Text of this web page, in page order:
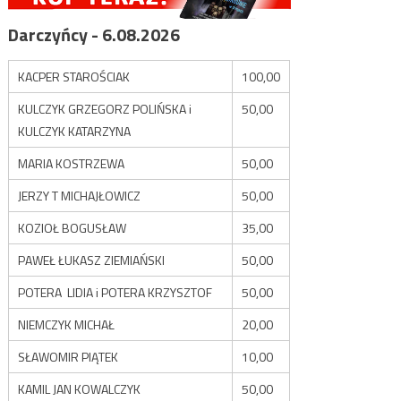
Darczyńcy - 6.08.2026
KACPER STAROŚCIAK
100,00
KULCZYK GRZEGORZ POLIŃSKA i
KULCZYK KATARZYNA
50,00
MARIA KOSTRZEWA
50,00
JERZY T MICHAJŁOWICZ
50,00
KOZIOŁ BOGUSŁAW
35,00
PAWEŁ ŁUKASZ ZIEMIAŃSKI
50,00
POTERA LIDIA i POTERA KRZYSZTOF
50,00
NIEMCZYK MICHAŁ
20,00
SŁAWOMIR PIĄTEK
10,00
KAMIL JAN KOWALCZYK
50,00